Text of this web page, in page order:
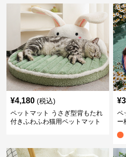
¥4,180 (税込)
ペットマット うさぎ型背もたれ
付きふわふわ猫用ペットマット
¥
ペ
ー